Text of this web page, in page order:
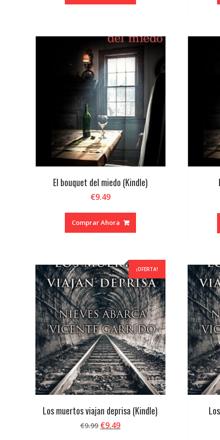
El bouquet del miedo (Kindle)
€9.49
Comprar Ahora
¡OFERTA!
Los muertos viajan deprisa (Kindle)
€9.99 El
€9.49El